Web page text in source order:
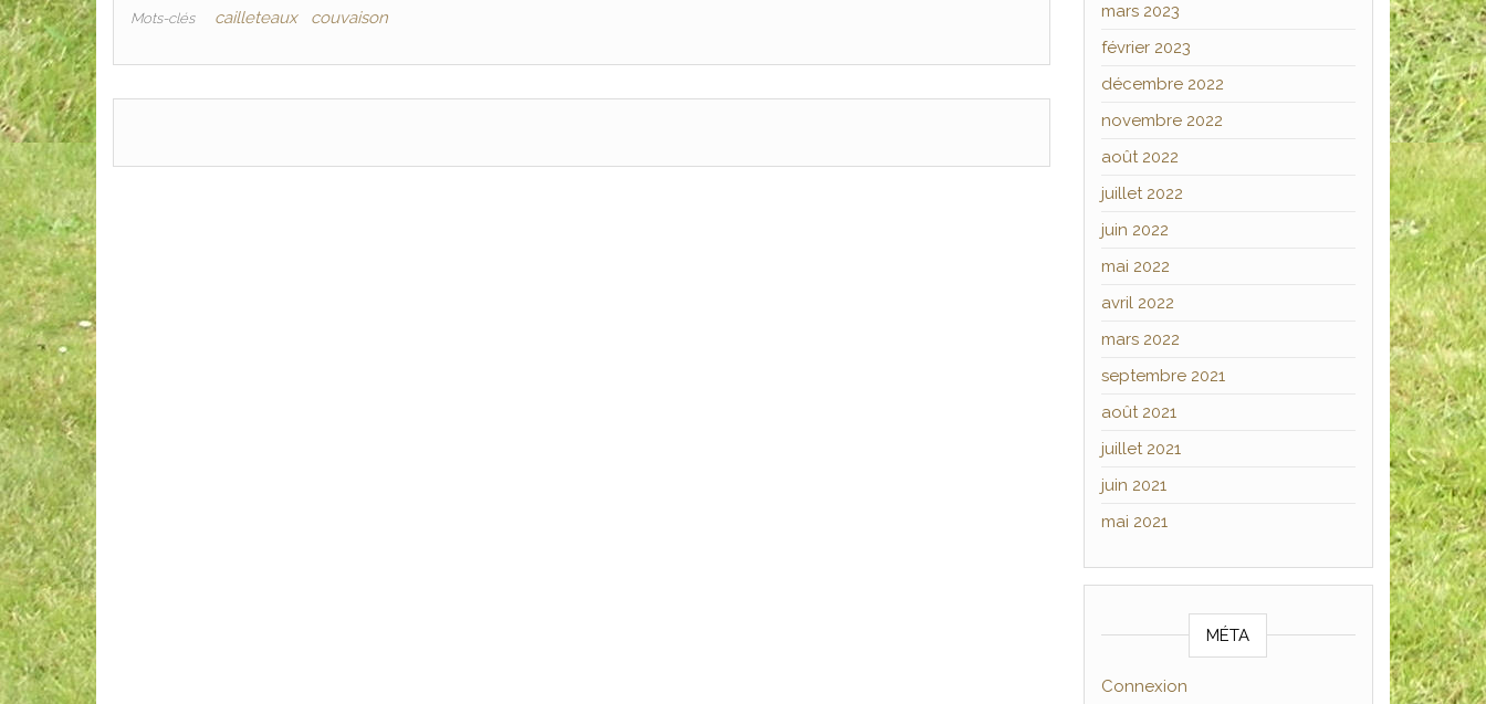
Mots-clés cailleteaux couvaison
mars 2023
février 2023
décembre 2022
novembre 2022
août 2022
juillet 2022
juin 2022
mai 2022
avril 2022
mars 2022
septembre 2021
août 2021
juillet 2021
juin 2021
mai 2021
MÉTA
Connexion